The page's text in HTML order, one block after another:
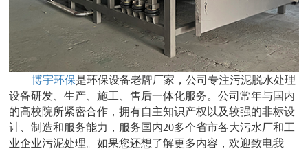
博宇环保是环保设备老牌厂家，公司专注污泥脱水处理
设备研发、生产、施工、售后一体化服务。公司常年与国内
的高校院所紧密合作，拥有自主知识产权以及较强的非标设
计、制造和服务能力，服务国内20多个省市各大污水厂和工
业企业污泥处理。如果您还想了解更多内容，欢迎致电我